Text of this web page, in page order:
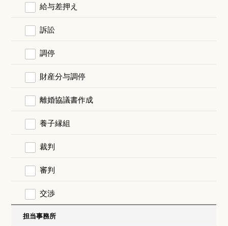
給与差押え
訴訟
調停
財産分与調停
離婚協議書作成
養子縁組
裁判
審判
交渉
担当事務所